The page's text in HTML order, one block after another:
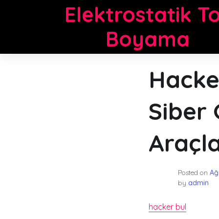
Elektrostatik
Boyama
Siber
Posted on
by admin
hacker bul